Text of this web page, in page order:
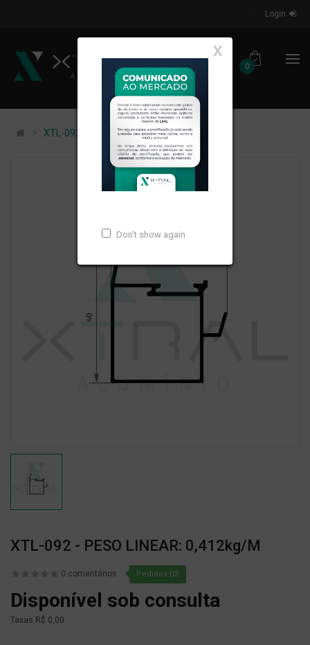
Login
0
X
Don't show again
XTL-092 - PESO LINEAR: 0,412kg/m
XTL-092 - PESO LINEAR: 0,412kg/m
0 comentários Pedidos (0)
Disponível sob consulta
Taxas R$ 0,00